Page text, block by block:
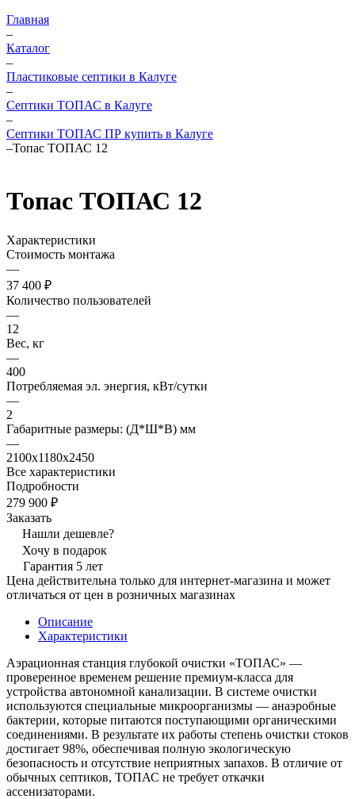
Главная
–
Каталог
–
Пластиковые септики в Калуге
–
Септики ТОПАС в Калуге
–
Септики ТОПАС ПР купить в Калуге
–Топас ТОПАС 12
Топас ТОПАС 12
Характеристики
Стоимость монтажа
—
37 400 ₽
Количество пользователей
—
12
Вес, кг
—
400
Потребляемая эл. энергия, кВт/сутки
—
2
Габаритные размеры: (Д*Ш*В) мм
—
2100х1180х2450
Все характеристики
Подробности
279 900 ₽
Заказать
Нашли дешевле?
Хочу в подарок
Гарантия 5 лет
Цена действительна только для интернет-магазина и может
отличаться от цен в розничных магазинах
Описание
Характеристики
Аэрационная станция глубокой очистки «ТОПАС» —
проверенное временем решение премиум-класса для
устройства автономной канализации. В системе очистки
используются специальные микроорганизмы — анаэробные
бактерии, которые питаются поступающими органическими
соединениями. В результате их работы степень очистки стоков
достигает 98%, обеспечивая полную экологическую
безопасность и отсутствие неприятных запахов. В отличие от
обычных септиков, ТОПАС не требует откачки
ассенизаторами.